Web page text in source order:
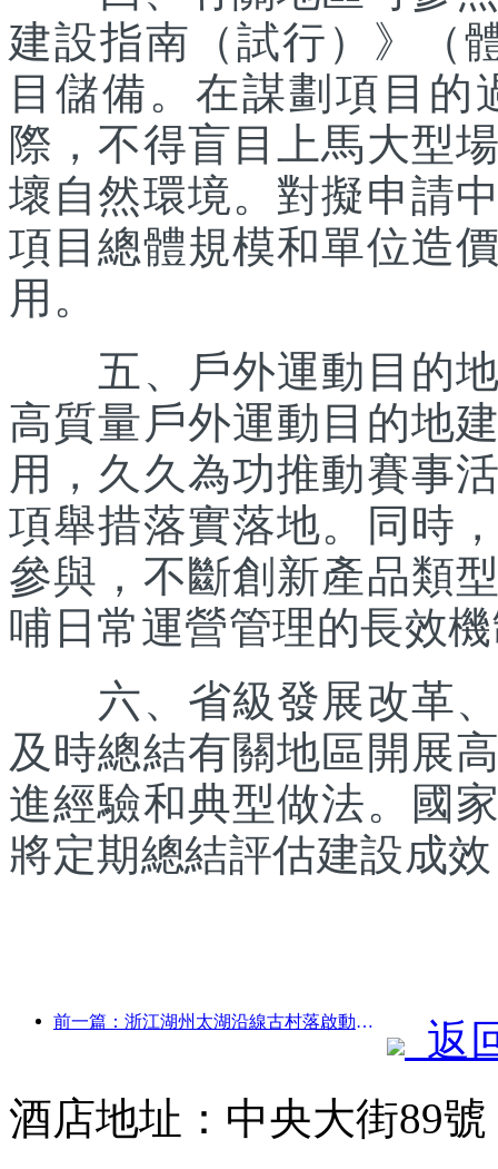
建設指南（試行）》（
目儲備。在謀劃項目
際，不得盲目上馬大型
壞自然環境。對擬申請
項目總體規模和單位造
用。
五、戶外運動目的地
高質量戶外運動目的地
用，久久為功推動賽事
項舉措落實落地。同時
參與，不斷創新產品類
哺日常運營管理的長效
六、省級發展改革、
及時總結有關地區開展
進經驗和典型做法。國
將定期總結評估建設成
前一篇：浙江湖州太湖沿線古村落啟動改造提升，投資近10億元
返
酒店地址：中央大街89